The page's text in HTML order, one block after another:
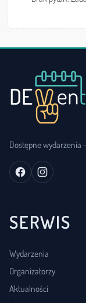
Dostępne wydarzenia
SERWIS
Wydarzenia
Organizatorzy
Aktualności